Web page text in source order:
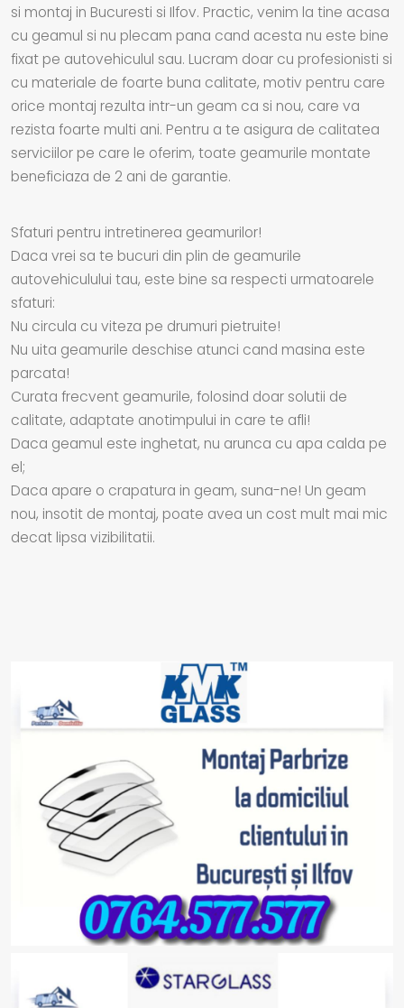
si montaj in Bucuresti si Ilfov. Practic, venim la tine acasa
cu geamul si nu plecam pana cand acesta nu este bine
fixat pe autovehiculul sau. Lucram doar cu profesionisti si
cu materiale de foarte buna calitate, motiv pentru care
orice montaj rezulta intr-un geam ca si nou, care va
rezista foarte multi ani. Pentru a te asigura de calitatea
serviciilor pe care le oferim, toate geamurile montate
beneficiaza de 2 ani de garantie.
Sfaturi pentru intretinerea geamurilor!
Daca vrei sa te bucuri din plin de geamurile
autovehiculului tau, este bine sa respecti urmatoarele
sfaturi:
Nu circula cu viteza pe drumuri pietruite!
Nu uita geamurile deschise atunci cand masina este
parcata!
Curata frecvent geamurile, folosind doar solutii de
calitate, adaptate anotimpului in care te afli!
Daca geamul este inghetat, nu arunca cu apa calda pe
el;
Daca apare o crapatura in geam, suna-ne! Un geam
nou, insotit de montaj, poate avea un cost mult mai mic
decat lipsa vizibilitatii.